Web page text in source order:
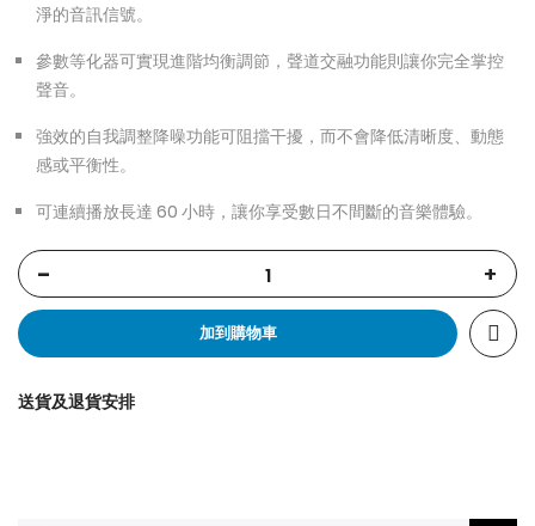
淨的音訊信號。
參數等化器可實現進階均衡調節，聲道交融功能則讓你完全掌控
聲音。
強效的自我調整降噪功能可阻擋干擾，而不會降低清晰度、動態
感或平衡性。
可連續播放長達 60 小時，讓你享受數日不間斷的音樂體驗。
- +
加到購物車
送貨及退貨安排